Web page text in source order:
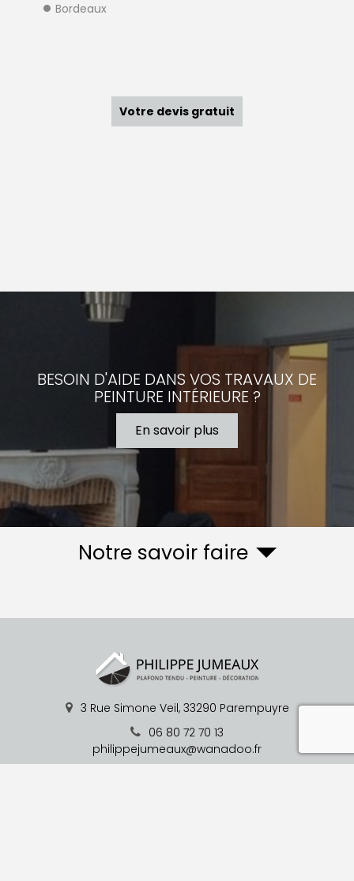
Bordeaux
Votre devis gratuit
BESOIN D'AIDE DANS VOS TRAVAUX DE
PEINTURE INTÉRIEURE ?
En savoir plus
Notre savoir faire
3 Rue Simone Veil, 33290 Parempuyre
06 80 72 70 13
philippejumeaux@wanadoo.fr